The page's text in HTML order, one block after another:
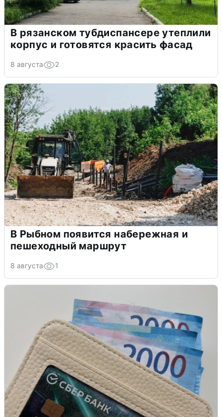
В рязанском тубдиспансере утеплили
корпус и готовятся красить фасад
8 августа 2
В Рыбном появится набережная и
пешеходный маршрут
8 августа 1